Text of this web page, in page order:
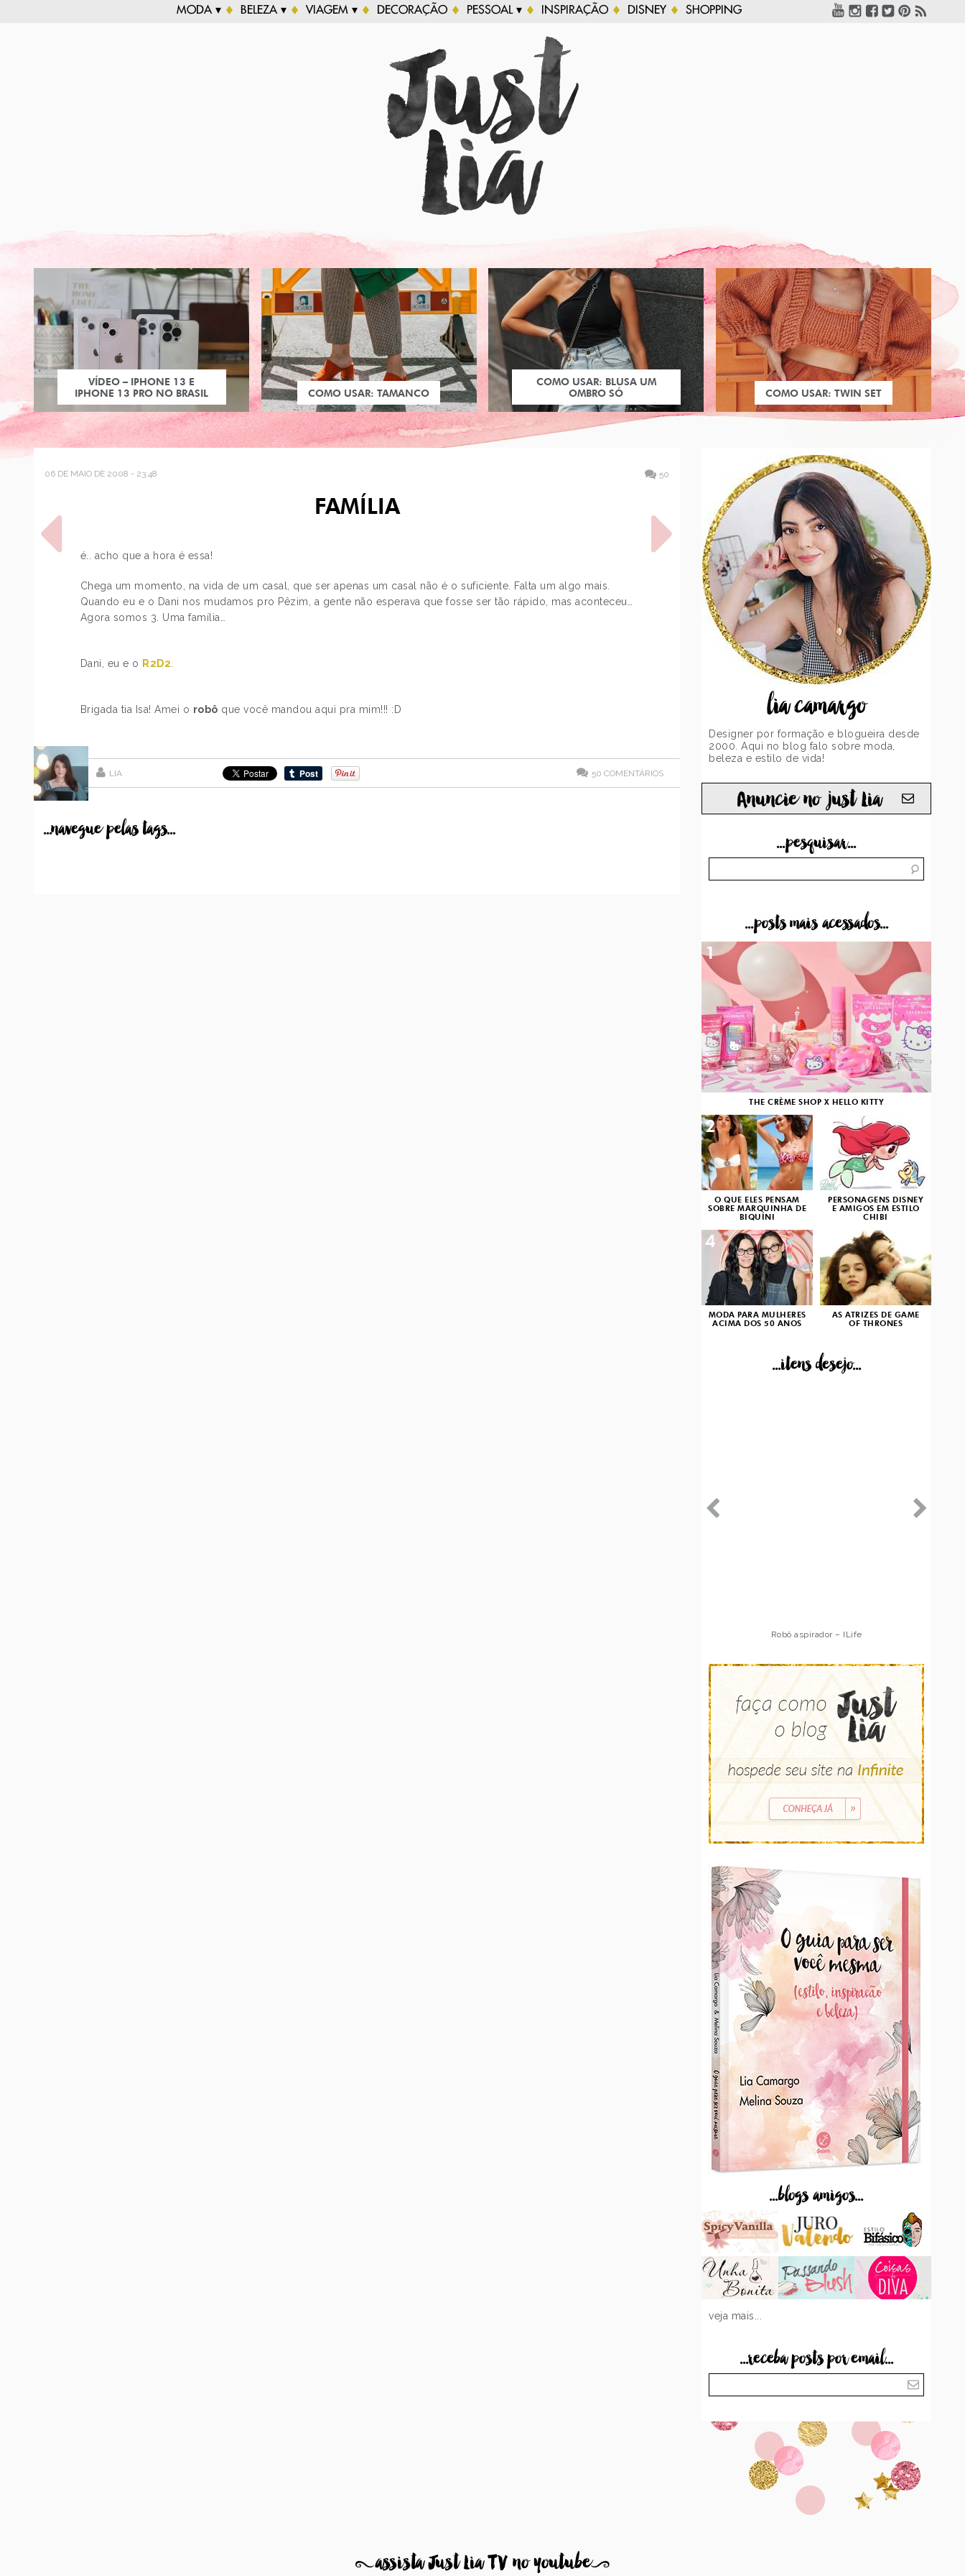
MODA ▾ BELEZA ▾ VIAGEM ▾ DECORAÇÃO PESSOAL ▾ INSPIRAÇÃO DISNEY SHOPPING
VÍDEO – IPHONE 13 E
IPHONE 13 PRO NO BRASIL
COMO USAR: TAMANCO
COMO USAR: BLUSA UM
OMBRO SÓ
COMO USAR: TWIN SET
06 DE MAIO DE 2008 - 23:48 50
FAMÍLIA
é.. acho que a hora é essa!
Chega um momento, na vida de um casal, que ser apenas um casal não é o suficiente. Falta um algo mais.
Quando eu e o Dani nos mudamos pro Pêzim, a gente não esperava que fosse ser tão rápido, mas aconteceu…
Agora somos 3. Uma família…
Dani, eu e o R2D2
Brigada tia Isa! Amei o robô que você mandou aqui pra mim!!! :D
LIA 50 COMENTÁRIOS
...navegue pelas tags...
POST ANTERIOR
ENTREVISTA NO GAMEGIRL,
PRÓXIMO POST
lia camargo
Designer por formação e blogueira desde
2000. Aqui no blog falo sobre moda,
beleza e estilo de vida!
Anuncie no just Lia
...pesquisar...
...posts mais acessados...
THE CRÈME SHOP X HELLO KITTY
1
O QUE ELES PENSAM
SOBRE MARQUINHA DE
BIQUÍNI
2
PERSONAGENS DISNEY
E AMIGOS EM ESTILO
CHIBI
3
MODA PARA MULHERES
ACIMA DOS 50 ANOS
4
AS ATRIZES DE GAME
OF THRONES
...itens desejo...
Robô aspirador – Multilaser
...blogs amigos...
veja mais...
...receba posts por email...
8assista Just Lia TV no youtube9